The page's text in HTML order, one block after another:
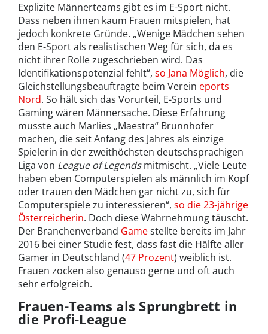
Explizite Männerteams gibt es im E-Sport nicht.
Dass neben ihnen kaum Frauen mitspielen, hat
jedoch konkrete Gründe. „Wenige Mädchen sehen
den E-Sport als realistischen Weg für sich, da es
nicht ihrer Rolle zugeschrieben wird. Das
Identifikationspotenzial fehlt“, so Jana Möglich, die
Gleichstellungsbeauftragte beim Verein eports
Nord. So hält sich das Vorurteil, E-Sports und
Gaming wären Männersache. Diese Erfahrung
musste auch Marlies „Maestra“ Brunnhofer
machen, die seit Anfang des Jahres als einzige
Spielerin in der zweithöchsten deutschsprachigen
Liga von League of Legendsmitmischt. „Viele Leute
haben eben Computerspielen als männlich im Kopf
oder trauen den Mädchen gar nicht zu, sich für
Computerspiele zu interessieren“, so die 23-jährige
Österreicherin. Doch diese Wahrnehmung täuscht.
Der Branchenverband Gamestellte bereits im Jahr
2016 bei einer Studie fest, dass fast die Hälfte aller
Gamer in Deutschland (47 Prozent) weiblich ist.
Frauen zocken also genauso gerne und oft auch
sehr erfolgreich.
Frauen-Teams als Sprungbrett in
die Profi-League